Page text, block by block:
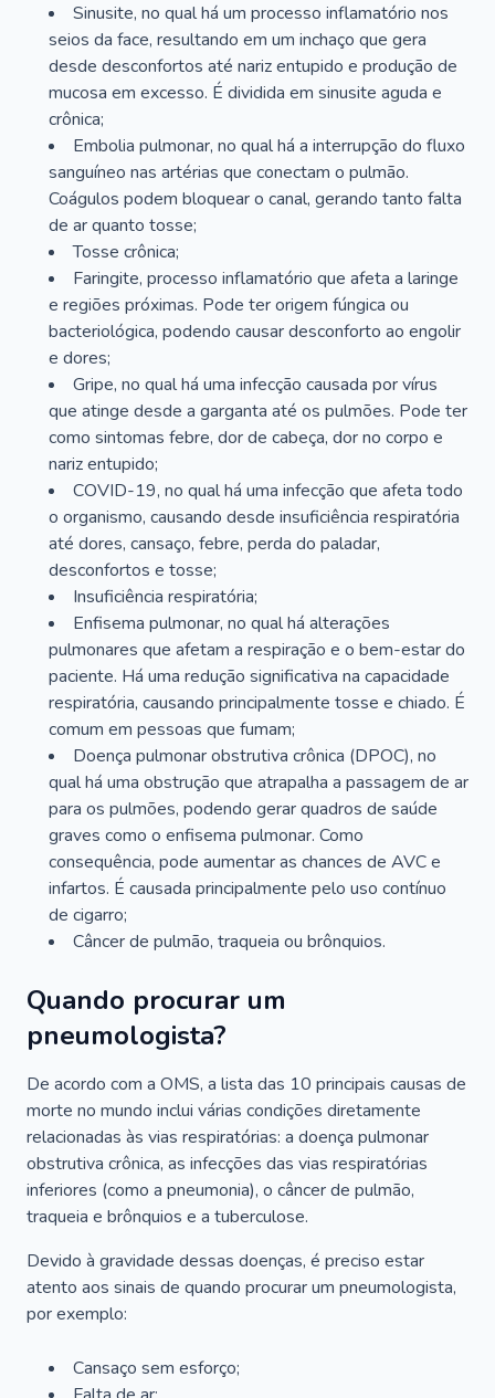
Sinusite, no qual há um processo inflamatório nos
seios da face, resultando em um inchaço que gera
desde desconfortos até nariz entupido e produção de
mucosa em excesso. É dividida em sinusite aguda e
crônica;
Embolia pulmonar, no qual há a interrupção do fluxo
sanguíneo nas artérias que conectam o pulmão.
Coágulos podem bloquear o canal, gerando tanto falta
de ar quanto tosse;
Tosse crônica;
Faringite, processo inflamatório que afeta a laringe
e regiões próximas. Pode ter origem fúngica ou
bacteriológica, podendo causar desconforto ao engolir
e dores;
Gripe, no qual há uma infecção causada por vírus
que atinge desde a garganta até os pulmões. Pode ter
como sintomas febre, dor de cabeça, dor no corpo e
nariz entupido;
COVID-19, no qual há uma infecção que afeta todo
o organismo, causando desde insuficiência respiratória
até dores, cansaço, febre, perda do paladar,
desconfortos e tosse;
Insuficiência respiratória;
Enfisema pulmonar, no qual há alterações
pulmonares que afetam a respiração e o bem-estar do
paciente. Há uma redução significativa na capacidade
respiratória, causando principalmente tosse e chiado. É
comum em pessoas que fumam;
Doença pulmonar obstrutiva crônica (DPOC), no
qual há uma obstrução que atrapalha a passagem de ar
para os pulmões, podendo gerar quadros de saúde
graves como o enfisema pulmonar. Como
consequência, pode aumentar as chances de AVC e
infartos. É causada principalmente pelo uso contínuo
de cigarro;
Câncer de pulmão, traqueia ou brônquios.
Quando procurar um
pneumologista?
De acordo com a OMS, a lista das 10 principais causas de
morte no mundo inclui várias condições diretamente
relacionadas às vias respiratórias: a doença pulmonar
obstrutiva crônica, as infecções das vias respiratórias
inferiores (como a pneumonia), o câncer de pulmão,
traqueia e brônquios e a tuberculose.
Devido à gravidade dessas doenças, é preciso estar
atento aos sinais de quando procurar um pneumologista,
por exemplo:
Cansaço sem esforço;